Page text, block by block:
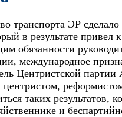
транспорта ЭР
в результате привел
обязанности
международное
Центристской
таких результатов,
и